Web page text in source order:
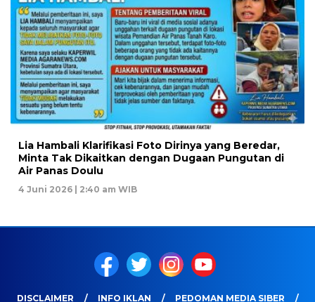
Lia Hambali Klarifikasi Foto Dirinya yang Beredar,
Minta Tak Dikaitkan dengan Dugaan Pungutan di
Air Panas Doulu
4 Juni 2026 | 2:40 am WIB
DISCLAIMER INFO IKLAN PEDOMAN MEDIA SIBER